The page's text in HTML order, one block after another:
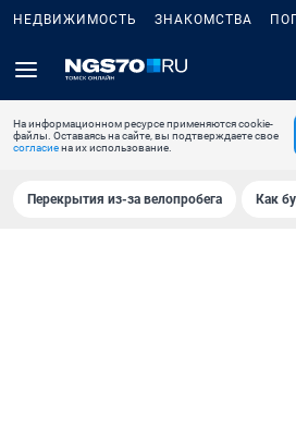
НЕДВИЖИМОСТЬ ЗНАКОМСТВА
На информационном ресурсе применяются cookie-
файлы. Оставаясь на сайте, вы подтверждаете свое
согласиена их использование.
Перекрытия из-за велопробега Как